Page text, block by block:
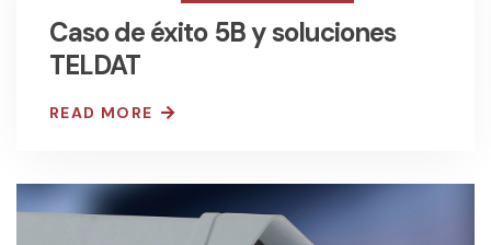
Caso de éxito 5B y soluciones
TELDAT
READ MORE